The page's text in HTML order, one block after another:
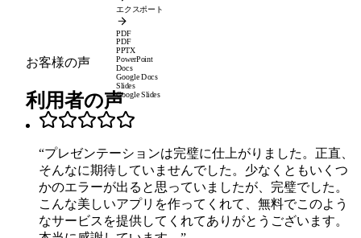
エクスポート
PDF
PDF
PPTX
PowerPoint
Docs
Google Docs
Slides
Google Slides
お客様の声
利用者の声
“プレゼンテーションは完璧に仕上がりました。正直、
そんなに期待していませんでした。少なくともいくつ
かのエラーが出ると思っていましたが、完璧でした。
こんな美しいアプリを作ってくれて、無料でこのよう
なサービスを提供してくれてありがとうございます。